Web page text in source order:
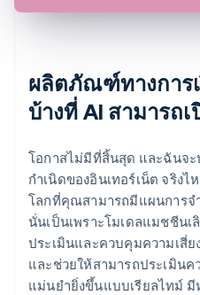
ผลิตภัณฑ์ทางการ
บ้างที่ AI สามารถ
โอกาสไม่มีที่สิ้นสุด และฉันจะ
กำเนิดของอินเทอร์เน็ต จริง
โลกที่คุณสามารถมีแผนการจ
นั่นเป็นเพราะโมเดลแมชชีนเ
ประเมินและควบคุมความเสี่
และช่วยให้สามารถประเมินค
แม่นยำยิ่งขึ้นแบบเรียลไทม์ มี